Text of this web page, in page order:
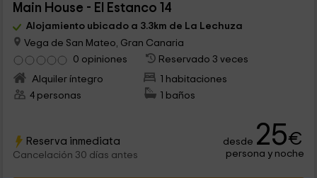
Main House - El Estanco 14
Alojamiento ubicado a 3.3km de La Lechuza
Vega de San Mateo, Gran Canaria
0 opiniones
Reservado 3 veces
Alquiler íntegro
1 habitaciones
4 personas
1 baños
Reserva inmediata
Cancelación 30 días antes
desde 25€
persona y noche